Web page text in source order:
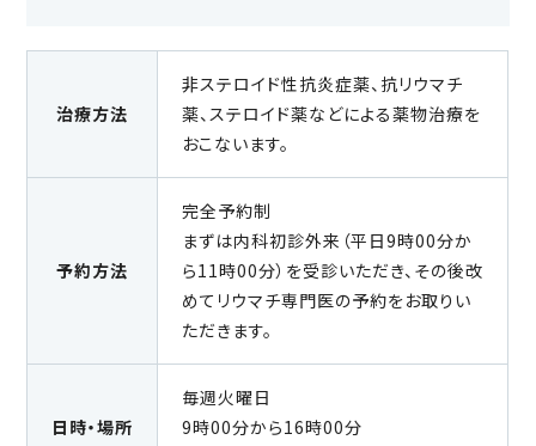
治療方法
非ステロイド性抗炎症薬、抗リウマチ
薬、ステロイド薬などによる薬物治療を
おこないます。
予約方法
完全予約制
まずは内科初診外来（平日9時00分か
ら11時00分）を受診いただき、その後改
めてリウマチ専門医の予約をお取りい
ただきます。
日時・場所
毎週火曜日
9時00分から16時00分